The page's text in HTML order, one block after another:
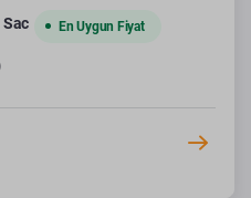
Sac En Uygun Fiyat